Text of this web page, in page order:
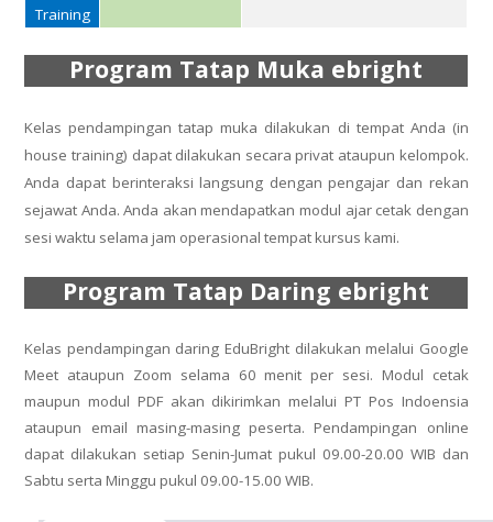
Training
Program Tatap Muka ebright
Kelas pendampingan tatap muka dilakukan di tempat Anda (in
house training) dapat dilakukan secara privat ataupun kelompok.
Anda dapat berinteraksi langsung dengan pengajar dan rekan
sejawat Anda. Anda akan mendapatkan modul ajar cetak dengan
sesi waktu selama jam operasional tempat kursus kami.
Program Tatap Daring ebright
Kelas pendampingan daring EduBright dilakukan melalui Google
Meet ataupun Zoom selama 60 menit per sesi. Modul cetak
maupun modul PDF akan dikirimkan melalui PT Pos Indoensia
ataupun email masing-masing peserta. Pendampingan online
dapat dilakukan setiap Senin-Jumat pukul 09.00-20.00 WIB dan
Sabtu serta Minggu pukul 09.00-15.00 WIB.